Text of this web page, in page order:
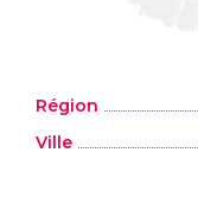
Région
Ville